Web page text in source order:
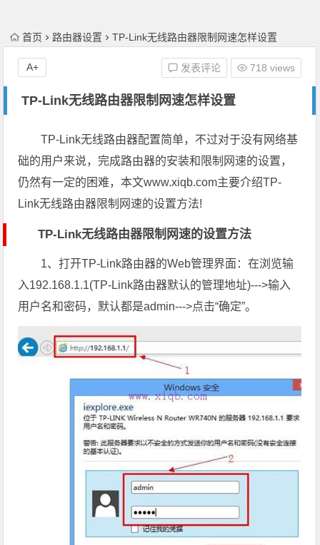
首页 路由器设置 TP-Link无线路由器限制网速怎样设置
TP-Link无线路由器限制网速怎样设置
发表评论 718 views
A+
TP-Link无线路由器配置简单，不过对于没有网络基
础的用户来说，完成路由器的安装和限制网速的设置，
仍然有一定的困难，本文www.xiqb.com主要介绍TP-
Link无线路由器限制网速的设置方法!
TP-Link无线路由器限制网速的设置方法
1、打开TP-Link路由器的Web管理界面：在浏览输
入192.168.1.1(TP-Link路由器默认的管理地址)--->输入
用户名和密码，默认都是admin--->点击“确定”。